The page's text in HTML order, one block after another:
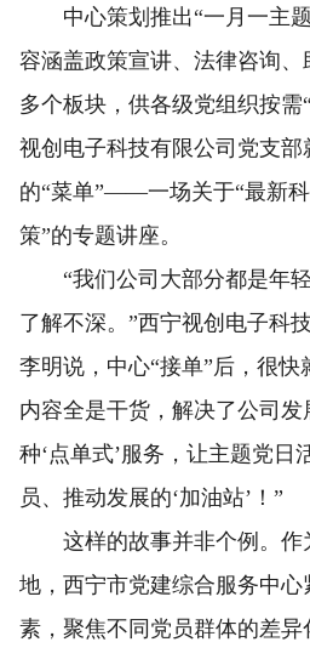
中心策划推出“一月一主题
容涵盖政策宣讲、法律咨询
多个板块，供各级党组织按需
视创电子科技有限公司党支部
的“菜单”——一场关于“最新
策”的专题讲座。
“我们公司大部分都是年轻
了解不深。”西宁视创电子科
李明说，中心“接单”后，很快
内容全是干货，解决了公司
种‘点单式’服务，让主题党日
员、推动发展的‘加油站’！”
这样的故事并非个例。作
地，西宁市党建综合服务中心
素，聚焦不同党员群体的差异